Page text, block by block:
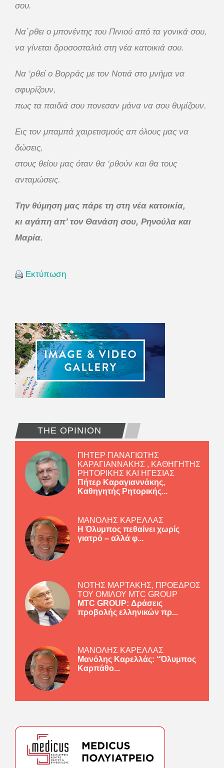
σου.
Να΄ρθει ο μπονέντης του Πινιού από τα γονικά σου,
να γίνεται δροσοσταλιά στη νέα κατοικιά σου.
Να ‘ρθεί ο Βορράς με τον Νοτιά στο μνήμα να
σφυρίζουν,
πως τα παιδιά σου πονεσαν μάνα να σου θυμίζουν.
Εις τον μπαμπά χαιρετισμούς απ όλους μας να
δώσεις,
στους θείου μας όταν θα ‘ρθούν και θα τους
ανταμώσεις.
Την θύμηση μας πάρε τη στη νέα κατοικία,
κι αγάπη απ’ τον Θανάση σου, Ρηνούλα και
Μαρία.
Εκτύπωση
THE OPINION
ΠΗΤΕΡ ΠΑΝΑΓΙΩΤΗΣ
ΚΑΡΑΓΙΑΝΝΑΚΗΣ , ΚΑΘΗΓΗΤΗΣ
ΡΗΤΟΡΙΚΗΣ ΚΑΙ ΗΓΕΣΙΑΣ
Πήτερ Καραγιαννάκης,
Καθηγητής Ρητορικής...
ΜΑΝΟΛΗΣ ΚΑΡΕΛΛΑΣ
Η Όλυμπος πεθαίνει χωρίς
γιατρό – αλλά φ...
ΝΟΤΗΣ ΜΑΡΤΑΚΗΣ, ΠΡΟΕΔΡΟΣ
ΤΟΥ ΟΜΙΛΟΥ MTC GROUP
MTC GROUP: Δράσεις
προβολής ελληνικών πρ...
ΜΑΝΟΛΗΣ ΚΑΡΕΛΛΑΣ
Μανόλης Καρελλάς: “Όλυμπος
Καρπάθο...